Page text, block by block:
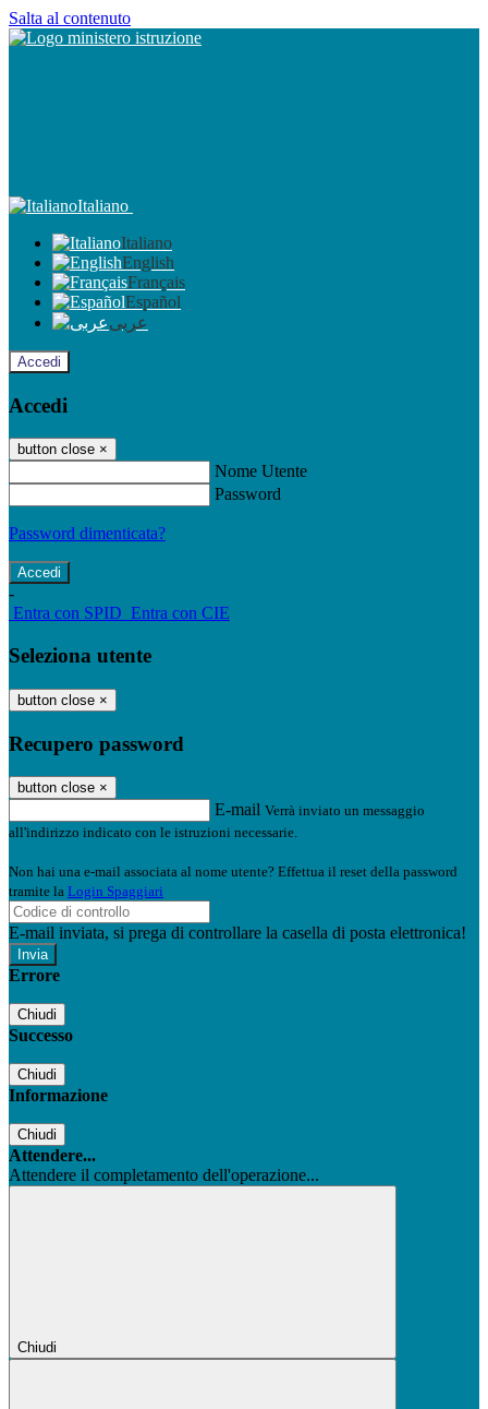
Salta al contenuto
Italiano
Italiano
English
Français
Español
عربى
Accedi
Accedi
button close ×
Nome Utente
Password
Password dimenticata?
-
Entra con SPID Entra con CIE
Seleziona utente
button close ×
Recupero password
button close ×
E-mail Verrà inviato un messaggio
all'indirizzo indicato con le istruzioni necessarie.
Non hai una e-mail associata al nome utente? Effettua il reset della password
tramite la Login Spaggiari
E-mail inviata, si prega di controllare la casella di posta elettronica!
Errore
Chiudi
Successo
Chiudi
Informazione
Chiudi
Attendere...
Attendere il completamento dell'operazione...
Chiudi